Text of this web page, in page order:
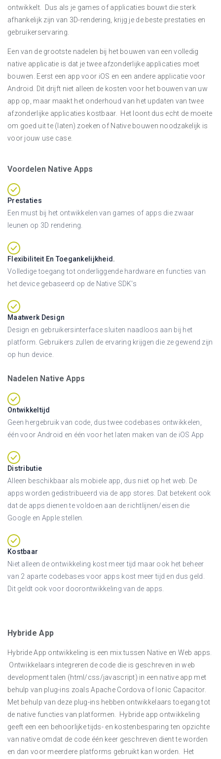
ontwikkelt. Dus als je games of applicaties bouwt die sterk
afhankelijk zijn van 3D-rendering, krijg je de beste prestaties en
gebruikerservaring.
Een van de grootste nadelen bij het bouwen van een volledig
native applicatie is dat je twee afzonderlijke applicaties moet
bouwen. Eerst een app voor iOS en een andere applicatie voor
Android. Dit drijft niet alleen de kosten voor het bouwen van uw
app op, maar maakt het onderhoud van het updaten van twee
afzonderlijke applicaties kostbaar. Het loont dus echt de moeite
om goed uit te (laten) zoeken of Native bouwen noodzakelijk is
voor jouw use case.
Voordelen Native Apps
Prestaties
Een must bij het ontwikkelen van games of apps die zwaar
leunen op 3D rendering.
Flexibiliteit En Toegankelijkheid.
Volledige toegang tot onderliggende hardware en functies van
het device gebaseerd op de Native SDK's
Maatwerk Design
Design en gebruikersinterface sluiten naadloos aan bij het
platform. Gebruikers zullen de ervaring krijgen die ze gewend zijn
op hun device.
Nadelen Native Apps
Ontwikkeltijd
Geen hergebruik van code, dus twee codebases ontwikkelen,
één voor Android en één voor het laten maken van de iOS App
Distributie
Alleen beschikbaar als mobiele app, dus niet op het web. De
apps worden gedistribueerd via de app stores. Dat betekent ook
dat de apps dienen te voldoen aan de richtlijnen/eisen die
Google en Apple stellen.
Kostbaar
Niet alleen de ontwikkeling kost meer tijd maar ook het beheer
van 2 aparte codebases voor apps kost meer tijd en dus geld.
Dit geldt ook voor doorontwikkeling van de apps.
Hybride App
Hybride App ontwikkeling is een mix tussen Native en Web apps.
Ontwikkelaars integreren de code die is geschreven in web
development talen (html/css/javascript) in een native app met
behulp van plug-ins zoals Apache Cordova of Ionic Capacitor.
Met behulp van deze plug-ins hebben ontwikkelaars toegang tot
de native functies van platformen. Hybride app ontwikkeling
geeft een een behoorlijke tijds- en kostenbesparing ten opzichte
van native omdat de code één keer geschreven dient te worden
en dan voor meerdere platforms gebruikt kan worden. Het